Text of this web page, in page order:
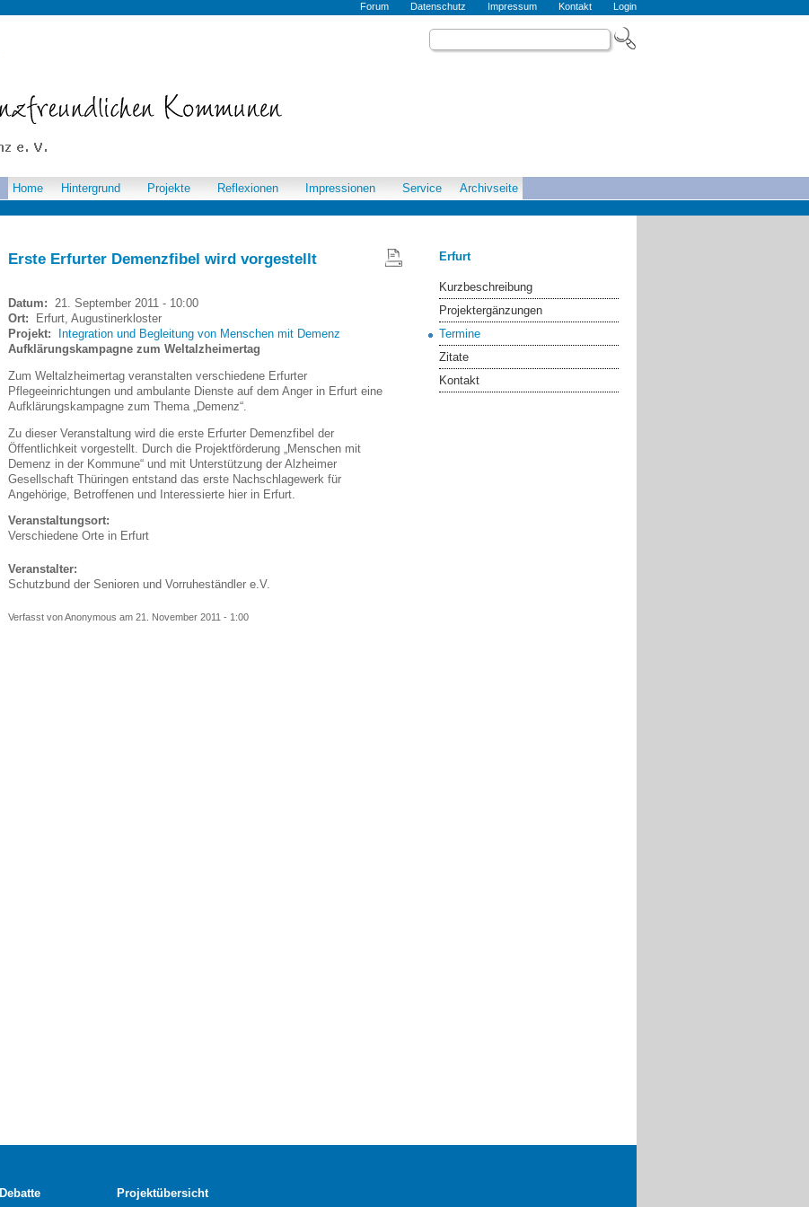
Forum Datenschutz Impressum Kontakt Login
Erste Erfurter Demenzfibel wird vorgestellt
Datum: 21. September 2011 - 10:00
Ort:
Erfurt, Augustinerkloster
Projekt:
Integration und Begleitung von Menschen mit Demenz
Aufklärungskampagne zum Weltalzheimertag
Zum Weltalzheimertag veranstalten verschiedene Erfurter
Pflegeeinrichtungen und ambulante Dienste auf dem Anger in Erfurt eine
Aufklärungskampagne zum Thema „Demenz“.
Zu dieser Veranstaltung wird die erste Erfurter Demenzfibel der
Öffentlichkeit vorgestellt. Durch die Projektförderung „Menschen mit
Demenz in der Kommune“ und mit Unterstützung der Alzheimer
Gesellschaft Thüringen entstand das erste Nachschlagewerk für
Angehörige, Betroffenen und Interessierte hier in Erfurt.
Veranstaltungsort:
Verschiedene Orte in Erfurt
Veranstalter:
Schutzbund der Senioren und Vorruheständler e.V.
Verfasst von Anonymous am 21. November 2011 - 1:00
Home Hintergrund Projekte Reflexionen Impressionen Service Archivseite
Erfurt
Kurzbeschreibung
Projektergänzungen
Termine
Zitate
Kontakt
Debatte Projektübersicht